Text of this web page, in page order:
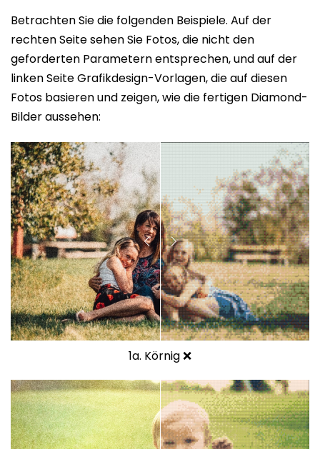
Betrachten Sie die folgenden Beispiele. Auf der
rechten Seite sehen Sie Fotos, die nicht den
geforderten Parametern entsprechen, und auf der
linken Seite Grafikdesign-Vorlagen, die auf diesen
Fotos basieren und zeigen, wie die fertigen Diamond-
Bilder aussehen:
1a. Körnig ❌